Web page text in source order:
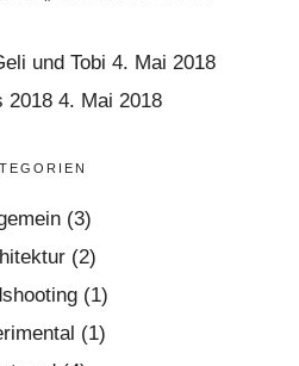
und Tobi 4. Mai 2018
2018 4. Mai 2018
(3)
(2)
(1)
(1)